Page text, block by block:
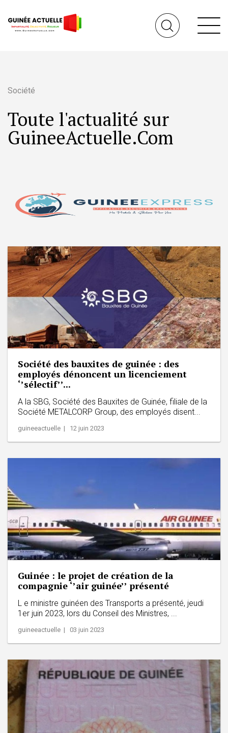
Société
Toute l'actualité sur
GuineeActuelle.Com
Société des bauxites de guinée : des
employés dénoncent un licenciement
‘’sélectif’’...
A la SBG, Société des Bauxites de Guinée, filiale de la
Société METALCORP Group, des employés disent...
guineeactuelle | 12 juin 2023
Guinée : le projet de création de la
compagnie ‘’air guinée’’ présenté
L e ministre guinéen des Transports a présenté, jeudi
1er juin 2023, lors du Conseil des Ministres, ...
guineeactuelle | 03 juin 2023